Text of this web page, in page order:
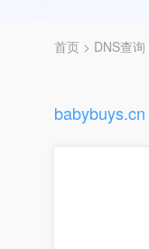
首页 > DNS查询
babybuys.cn